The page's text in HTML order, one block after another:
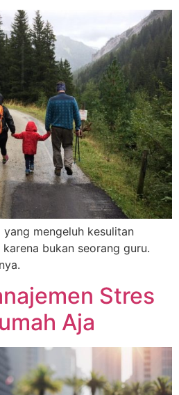
mengeluh kesulitan
bukan seorang guru.
Stres
Aja